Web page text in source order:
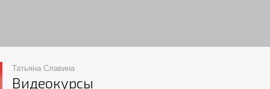
Татьяна Славина
Видеокурсы